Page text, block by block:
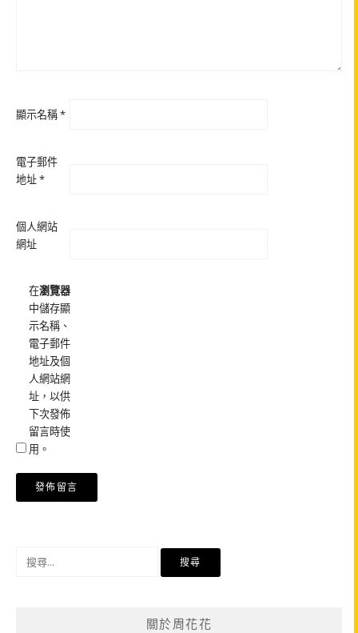
顯示名稱*
電子郵件
地址*
個人網站
網址
在瀏覽器
中儲存顯
示名稱、
電子郵件
地址及個
人網站網
址，以供
下次發佈
留言時使
用。
關於周花花